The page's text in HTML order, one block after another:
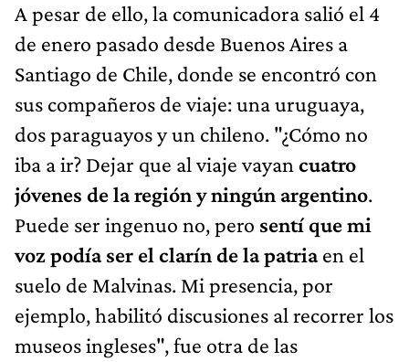
A pesar de ello, la comunicadora salió el 4
de enero pasado desde Buenos Aires a
Santiago de Chile, donde se encontró con
sus compañeros de viaje: una uruguaya,
dos paraguayos y un chileno. "¿Cómo no
iba a ir? Dejar que al viaje vayan cuatro
jóvenes de la región y ningún argentino.
Puede ser ingenuo no, pero sentí que mi
voz podía ser el clarín de la patriaen el
suelo de Malvinas. Mi presencia, por
ejemplo, habilitó discusiones al recorrer los
museos ingleses", fue otra de las